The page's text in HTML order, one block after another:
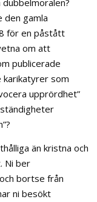
den gamla
för en påstått
om att
publicerade
som
upprördhet”
än kristna och
Ni ber
bortse från
ni besökt